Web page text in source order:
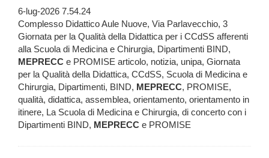
6-lug-2026 7.54.24
Complesso Didattico Aule Nuove, Via Parlavecchio, 3
Giornata per la Qualità della Didattica per i CCdSS afferenti
alla Scuola di Medicina e Chirurgia, Dipartimenti BIND,
MEPRECC e PROMISE articolo, notizia, unipa, Giornata
per la Qualità della Didattica, CCdSS, Scuola di Medicina e
Chirurgia, Dipartimenti, BIND, MEPRECC, PROMISE,
qualità, didattica, assemblea, orientamento, orientamento in
itinere, La Scuola di Medicina e Chirurgia, di concerto con i
Dipartimenti BIND, MEPRECC e PROMISE